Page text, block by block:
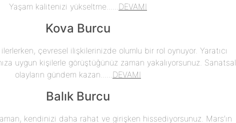
Yaşam kalitenizi yükseltme...... DEVAMI
Kova Burcu
çevresel ilişkilerinizde olumlu bir rol oynuyor. Yaratıcı
uygun kişilerle görüştüğünüz zaman yakalıyorsunuz. Sanatsal
olayların gündem kazan...... DEVAMI
Balık Burcu
kendinizi daha rahat ve girişken hissediyorsunuz. Mars’ın